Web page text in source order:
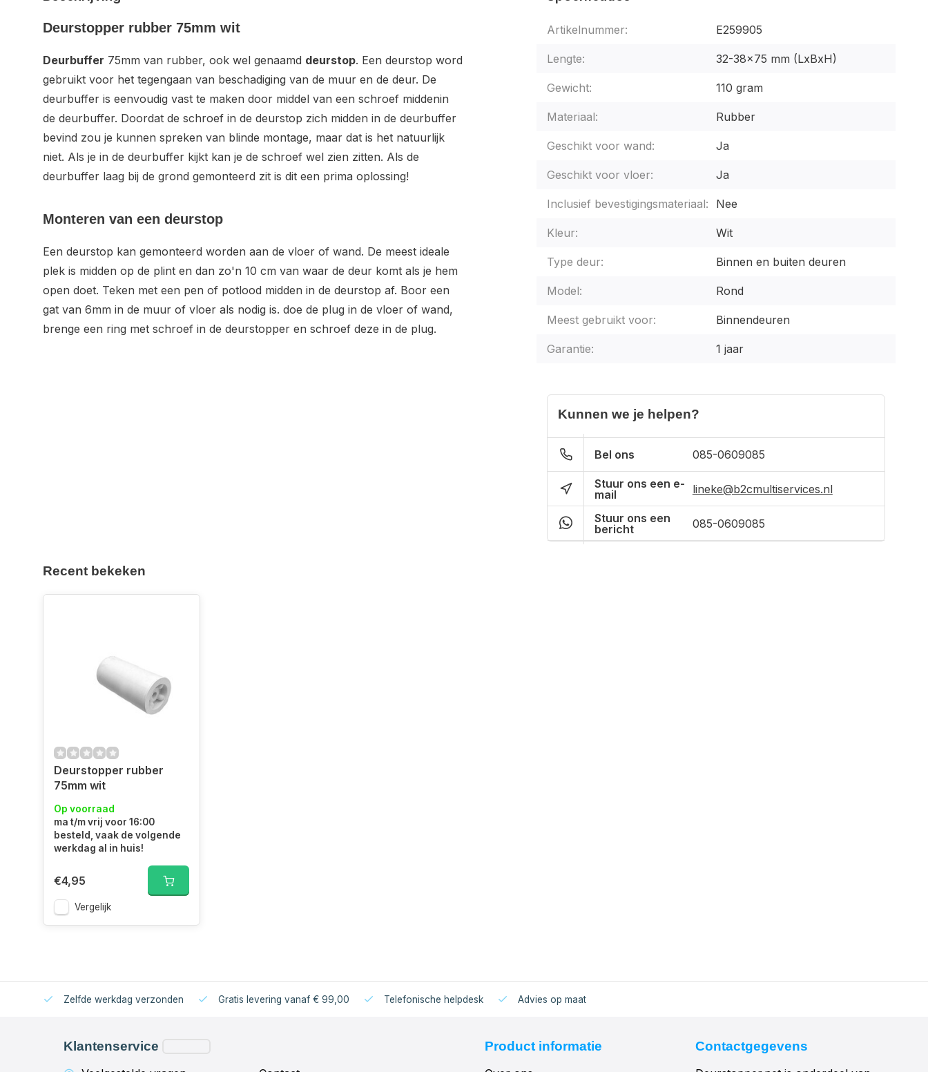
Deurstopper rubber 75mm wit
Deurbuffer 75mm van rubber, ook wel genaamd deurstop. Een deurstop word
gebruikt voor het tegengaan van beschadiging van de muur en de deur. De
deurbuffer is eenvoudig vast te maken door middel van een schroef middenin
de deurbuffer. Doordat de schroef in de deurstop zich midden in de deurbuffer
bevind zou je kunnen spreken van blinde montage, maar dat is het natuurlijk
niet. Als je in de deurbuffer kijkt kan je de schroef wel zien zitten. Als de
deurbuffer laag bij de grond gemonteerd zit is dit een prima oplossing!
Monteren van een deurstop
Een deurstop kan gemonteerd worden aan de vloer of wand. De meest ideale
plek is midden op de plint en dan zo'n 10 cm van waar de deur komt als je hem
open doet. Teken met een pen of potlood midden in de deurstop af. Boor een
gat van 6mm in de muur of vloer als nodig is. doe de plug in de vloer of wand,
brenge een ring met schroef in de deurstopper en schroef deze in de plug.
Artikelnummer: E259905
Lengte: 32-38x75 mm (LxBxH)
Gewicht: 110 gram
Materiaal: Rubber
Geschikt voor wand: Ja
Geschikt voor vloer: Ja
Inclusief bevestigingsmateriaal: Nee
Kleur: Wit
Type deur: Binnen en buiten deuren
Model: Rond
Meest gebruikt voor: Binnendeuren
Garantie: 1 jaar
Kunnen we je helpen?
Bel ons 085-0609085
Stuur ons een e-
mail
lineke@b2cmultiservices.nl
Stuur ons een
bericht
085-0609085
Recent bekeken
Deurstopper rubber
75mm wit
Op voorraad
ma t/m vrij voor 16:00
besteld, vaak de volgende
werkdag al in huis!
€4,95
Vergelijk
Zelfde werkdag verzonden Gratis levering vanaf € 99,00 Telefonische helpdesk Advies op maat
Klantenservice Product informatie Contactgegevens